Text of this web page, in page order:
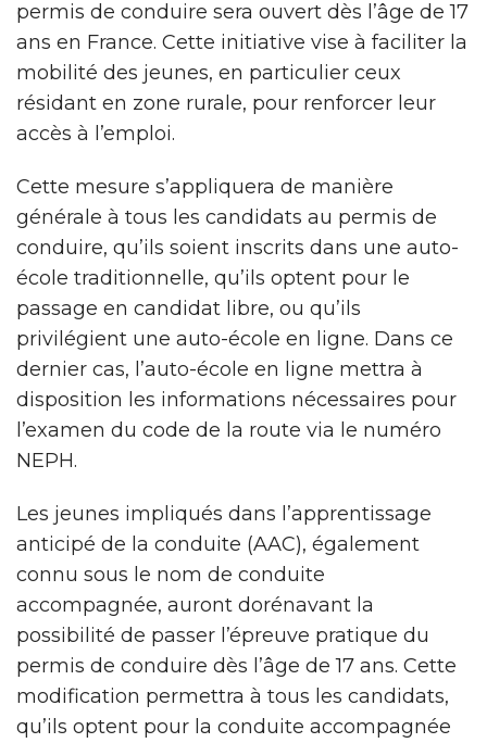
permis de conduire sera ouvert dès l’âge de 17
ans en France. Cette initiative vise à faciliter la
mobilité des jeunes, en particulier ceux
résidant en zone rurale, pour renforcer leur
accès à l’emploi.
Cette mesure s’appliquera de manière
générale à tous les candidats au permis de
conduire, qu’ils soient inscrits dans une auto-
école traditionnelle, qu’ils optent pour le
passage en candidat libre, ou qu’ils
privilégient une auto-école en ligne. Dans ce
dernier cas, l’auto-école en ligne mettra à
disposition les informations nécessaires pour
l’examen du code de la route via le numéro
NEPH.
Les jeunes impliqués dans l’apprentissage
anticipé de la conduite (AAC), également
connu sous le nom de conduite
accompagnée, auront dorénavant la
possibilité de passer l’épreuve pratique du
permis de conduire dès l’âge de 17 ans. Cette
modification permettra à tous les candidats,
qu’ils optent pour la conduite accompagnée